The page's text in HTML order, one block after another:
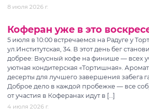
8 июля 2026 г.
Коферан уже в это
5 июля в 10:00 встречаемся на Радуге у
ул.Институтская, 34. В этот день бег
добрее: Вкусный кофе на финише — всех
уютная кондитерская «Тортишная».
десерты для лучшего завершения забега
Доброе дело в каждой пробежке — все
от участия в Коферанах идут в […]
4 июля 2026 г.